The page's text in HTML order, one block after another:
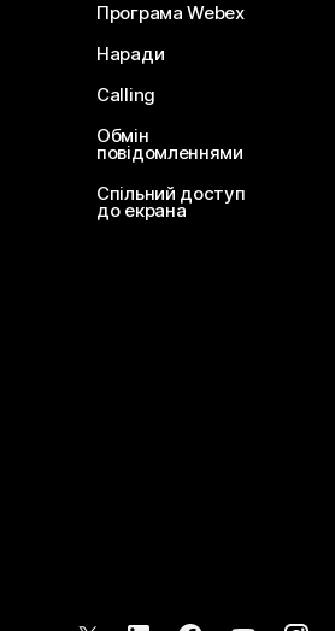
Програма Webex
Наради
Calling
Обмін
повідомленнями
Спільний доступ
до екрана